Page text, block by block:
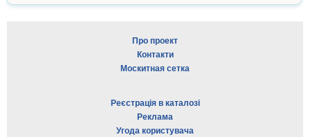
Про проект
Контакти
Москитная сетка
Реєстрація в каталозі
Реклама
Угода користувача